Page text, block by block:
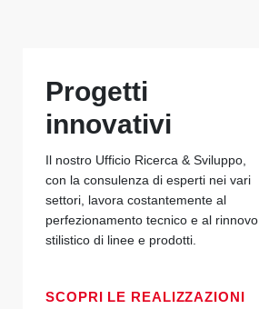
Progetti
innovativi
Il nostro Ufficio Ricerca & Sviluppo,
con la consulenza di esperti nei vari
settori, lavora costantemente al
perfezionamento tecnico e al rinnovo
stilistico di linee e prodotti.
SCOPRI LE REALIZZAZIONI